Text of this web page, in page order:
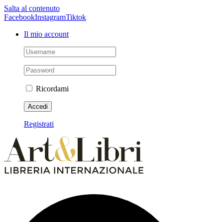
Salta al contenuto
FacebookInstagramTiktok
Il mio account
Ricordami
Registrati